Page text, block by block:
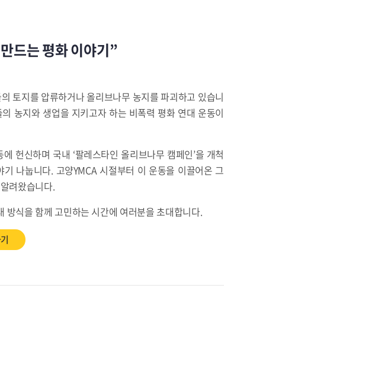
드는 평화 이야기”
토지를 압류하거나 올리브나무 농지를 파괴하고 있습니
농지와 생업을 지키고자 하는 비폭력 평화 연대 운동이
헌신하며 국내 ‘팔레스타인 올리브나무 캠페인’을 개척
나눕니다. 고양YMCA 시절부터 이 운동을 이끌어온 그
려왔습니다.
방식을 함께 고민하는 시간에 여러분을 초대합니다.